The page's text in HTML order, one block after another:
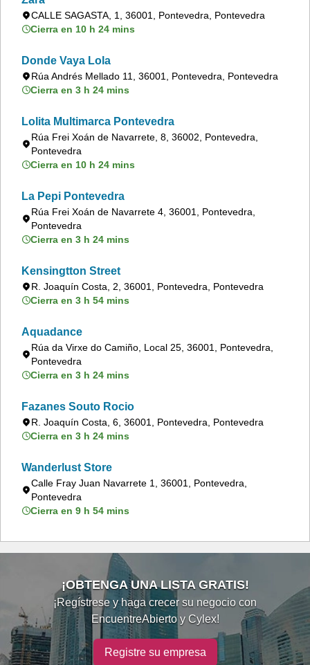
CALLE SAGASTA, 1, 36001, Pontevedra, Pontevedra
Cierra en 10 h 24 mins
Donde Vaya Lola
Rúa Andrés Mellado 11, 36001, Pontevedra, Pontevedra
Cierra en 3 h 24 mins
Lolita Multimarca Pontevedra
Rúa Frei Xoán de Navarrete, 8, 36002, Pontevedra,
Pontevedra
Cierra en 10 h 24 mins
La Pepi Pontevedra
Rúa Frei Xoán de Navarrete 4, 36001, Pontevedra,
Pontevedra
Cierra en 3 h 24 mins
Kensingtton Street
R. Joaquín Costa, 2, 36001, Pontevedra, Pontevedra
Cierra en 3 h 54 mins
Aquadance
Rúa da Virxe do Camiño, Local 25, 36001, Pontevedra,
Pontevedra
Cierra en 3 h 24 mins
Fazanes Souto Rocio
R. Joaquín Costa, 6, 36001, Pontevedra, Pontevedra
Cierra en 3 h 24 mins
Wanderlust Store
Calle Fray Juan Navarrete 1, 36001, Pontevedra,
Pontevedra
Cierra en 9 h 54 mins
¡OBTENGA UNA LISTA GRATIS!
¡Regístrese y haga crecer su negocio con
EncuentreAbierto y Cylex!
Registre su empresa